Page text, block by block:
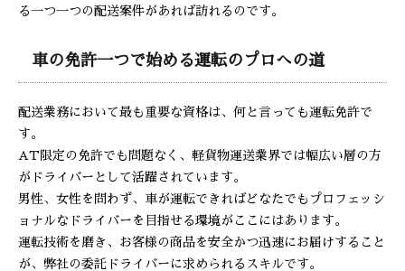
る一つ一つの配送案件があれば訪れるのです。
車の免許一つで始める運転のプロへの道
配送業務において最も重要な資格は、何と言っても運転免許で
す。
AT限定の免許でも問題なく、軽貨物運送業界では幅広い層の方
がドライバーとして活躍されています。
男性、女性を問わず、車が運転できればどなたでもプロフェッシ
ョナルなドライバーを目指せる環境がここにはあります。
運転技術を磨き、お客様の商品を安全かつ迅速にお届けすること
が、弊社の委託ドライバーに求められるスキルです。